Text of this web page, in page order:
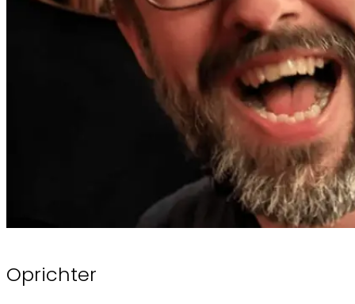
Oprichter